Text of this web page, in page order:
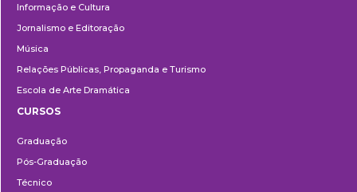
Informação e Cultura
Jornalismo e Editoração
Música
Relações Públicas, Propaganda e Turismo
Escola de Arte Dramática
CURSOS
Graduação
Pós-Graduação
Técnico